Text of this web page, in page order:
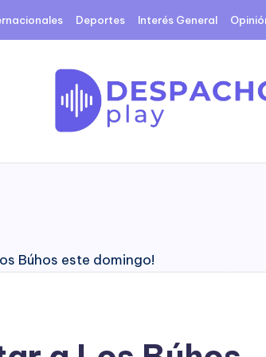
Deportes Interés General
D
p